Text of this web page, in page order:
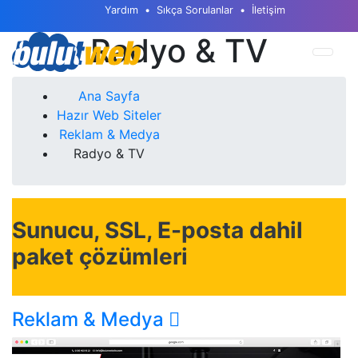
Yardım Sıkça Sorulanlar İletişim
Radyo & TV
Ana Sayfa
Hazır Web Siteler
Reklam & Medya
Radyo & TV
Sunucu, SSL, E-posta dahil
paket çözümleri
Reklam & Medya